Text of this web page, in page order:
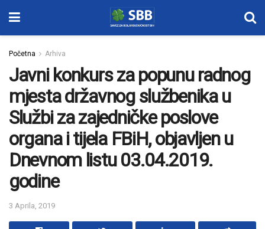
Početna Arhiva
Javni konkurs za popunu radnog
mjesta državnog službenika u
Službi za zajedničke poslove
organa i tijela FBiH, objavljen u
Dnevnom listu 03.04.2019.
godine
3 Aprila, 2019